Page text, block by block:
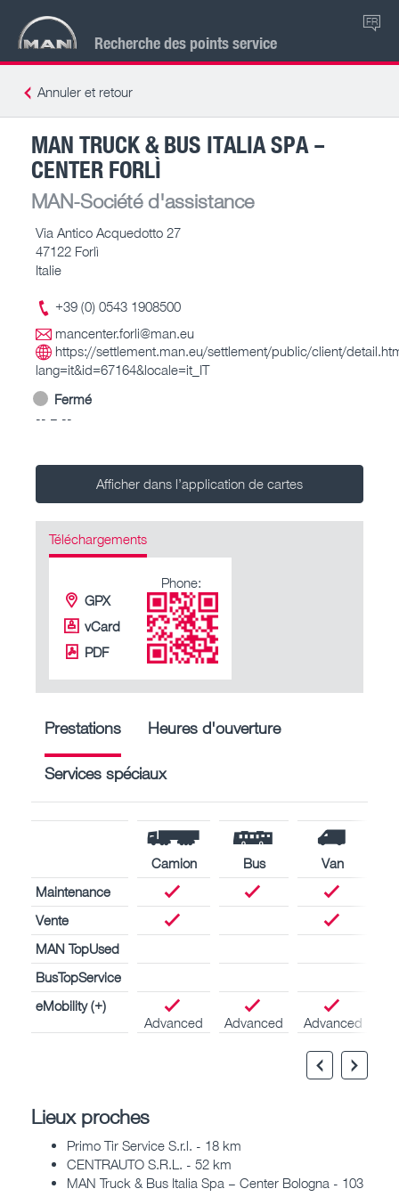
Recherche des points service
FR
Annuler et retour
MAN TRUCK & BUS ITALIA SPA –
CENTER FORLÌ
MAN-Société d'assistance
Via Antico Acquedotto 27
47122 Forlì
Italie
+39 (0) 0543 1908500
mancenter.forli@man.eu
https://settlement.man.eu/settlement/public/client/
lang=it&id=67164&locale=it_IT
Fermé
-- – --
Afficher dans l’application de cartes
Téléchargements
GPX
vCard
PDF
Phone:
Prestations Heures d'ouverture
Services spéciaux
Camion Bus
Van
Maintenance
Vente
MAN TopUsed
BusTopService
eMobility (+)
Advanced
Advanced Advanced
Lieux proches
Primo Tir Service S.r.l. - 18 km
CENTRAUTO S.R.L. - 52 km
MAN Truck & Bus Italia Spa – Center Bologna - 103